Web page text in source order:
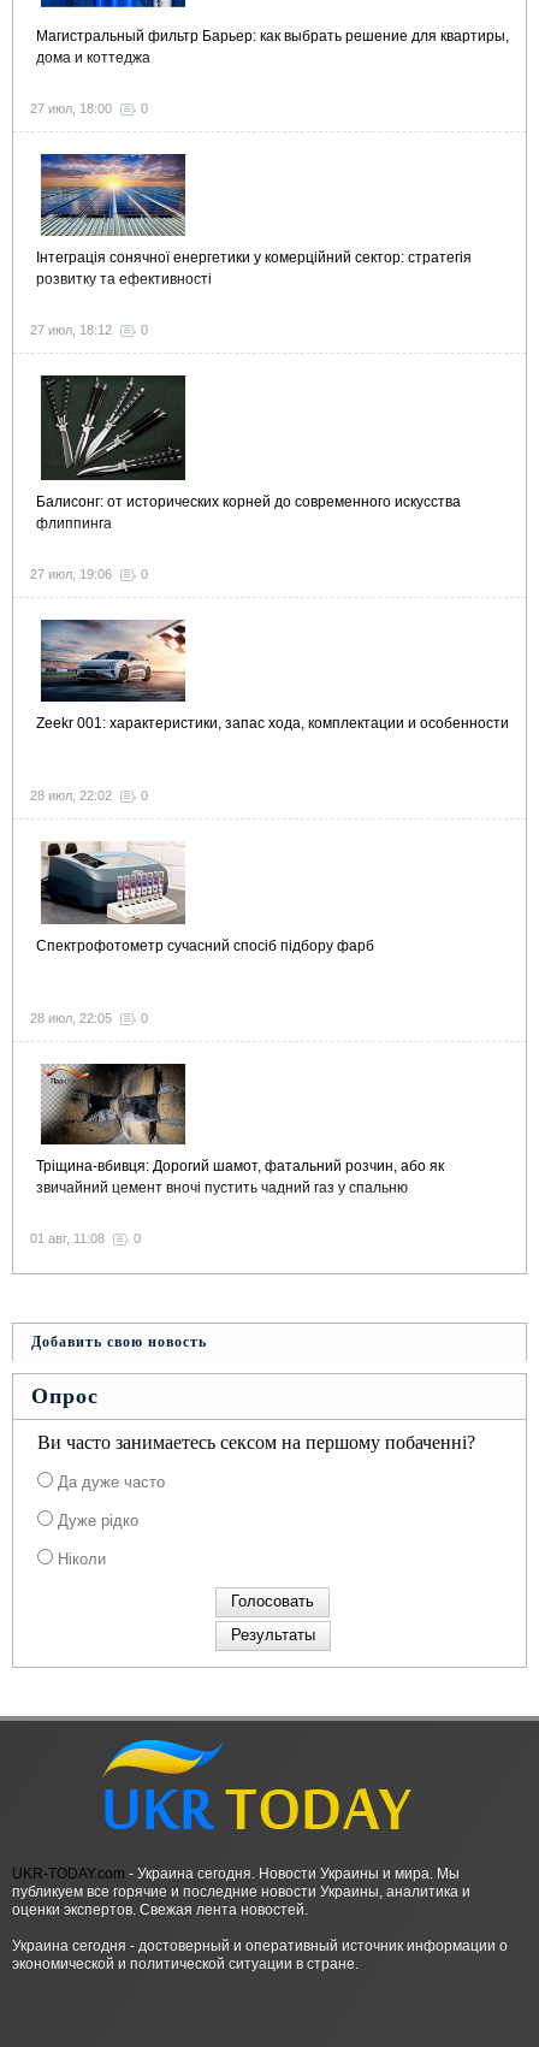
Магистральный фильтр Барьер: как выбрать решение для квартиры,
дома и коттеджа
27 июл, 18:00 0
Інтеграція сонячної енергетики у комерційний сектор: стратегія
розвитку та ефективності
27 июл, 18:12 0
Балисонг: от исторических корней до современного искусства
флиппинга
27 июл, 19:06 0
Zeekr 001: характеристики, запас хода, комплектации и особенности
28 июл, 22:02 0
Спектрофотометр сучасний спосіб підбору фарб
28 июл, 22:05 0
Тріщина-вбивця: Дорогий шамот, фатальний розчин, або як
звичайний цемент вночі пустить чадний газ у спальню
01 авг, 11:08 0
Добавить свою новость
Опрос
Ви часто занимаетесь сексом на першому побаченні?
Да дуже часто
Дуже рідко
Ніколи
UKR-TODAY.com - Украина сегодня. Новости Украины и мира. Мы
публикуем все горячие и последние новости Украины, аналитика и
оценки экспертов. Свежая лента новостей.
Украина сегодня - достоверный и оперативный источник информации о
экономической и политической ситуации в стране.